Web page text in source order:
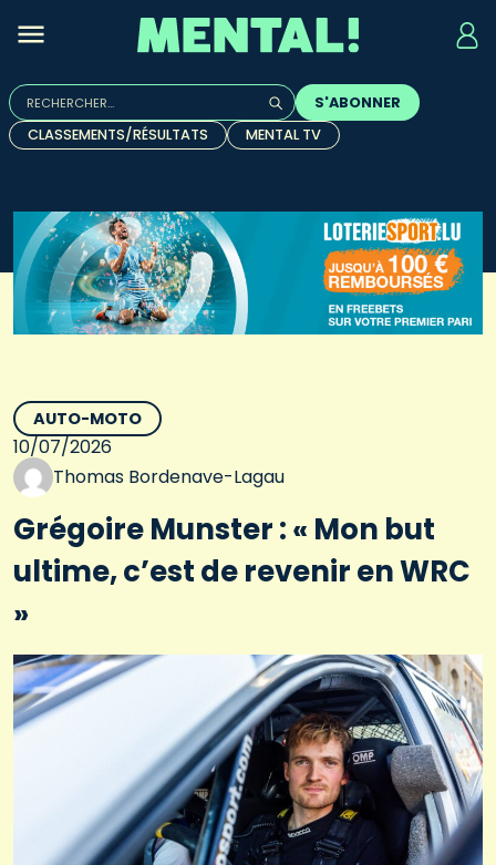
Rechercher :
Quand les résultats de l'auto-complétion sont
S'ABONNER
CLASSEMENTS/RÉSULTATS
MENTAL TV
AUTO-MOTO
10/07/2026
Thomas Bordenave-Lagau
Grégoire Munster : « Mon but
ultime, c’est de revenir en WRC
»